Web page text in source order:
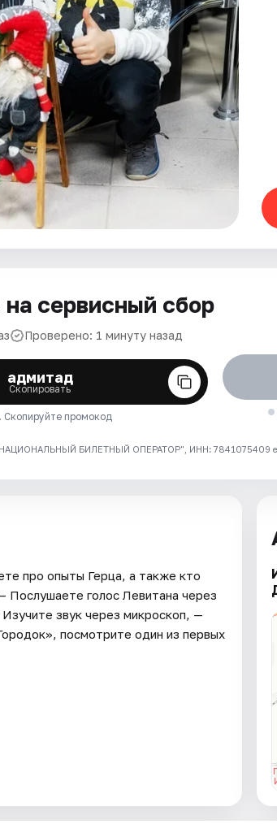
на сервисный сбор
Проверено: 1 минуту назад
адмитад
Скопировать
Скопируйте промокод
БИЛЕТНЫЙ ОПЕРАТОР", ИНН: 7841075409
про опыты Герца, а также кто
голос Левитана через
звук через микроскоп, —
посмотрите один из первых